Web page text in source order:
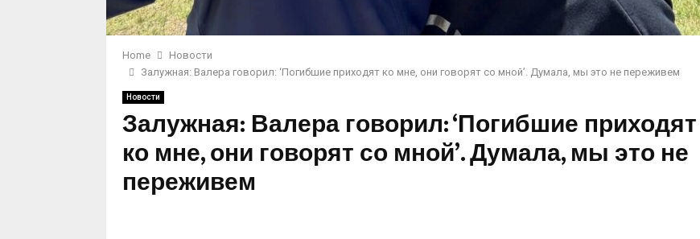
Home
Новости
Залужная: Валера говорил: ‘Погибшие приходят ко мне, они говорят со мной’. Думала, мы это не переживем
Новости
Залужная: Валера говорил: ‘Погибшие приходят
ко мне, они говорят со мной’. Думала, мы это не
переживем